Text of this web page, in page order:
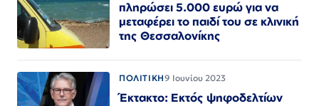
πληρώσει 5.000 ευρώ για να
μεταφέρει το παιδί του σε κλινική
της Θεσσαλονίκης
ΠΟΛΙΤΙΚΗ9 Ιουνίου 2023
Έκτακτο: Εκτός ψηφοδελτίων